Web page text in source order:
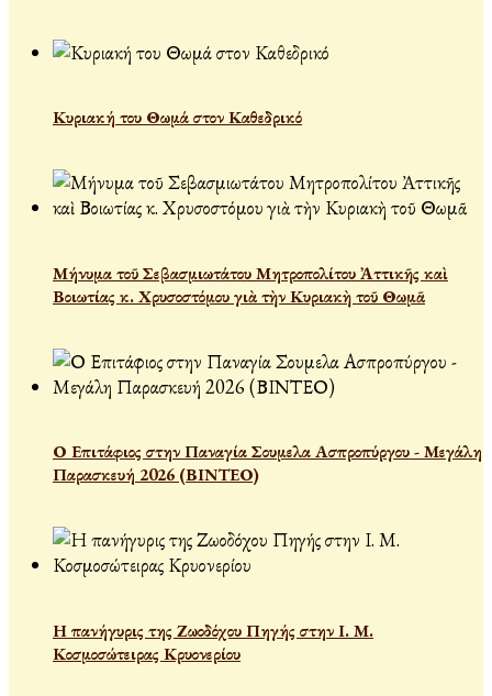
Κυριακή του Θωμά στον Καθεδρικό
Μήνυμα τοῦ Σεβασμιωτάτου Μητροπολίτου Ἀττικῆς καὶ
Βοιωτίας κ. Χρυσοστόμου γιὰ τὴν Κυριακὴ τοῦ Θωμᾶ
Ο Επιτάφιος στην Παναγία Σουμελα Ασπροπύργου - Μεγάλη
Παρασκευή 2026 (ΒΙΝΤΕΟ)
Η πανήγυρις της Ζωοδόχου Πηγής στην Ι. Μ.
Κοσμοσώτειρας Κρυονερίου